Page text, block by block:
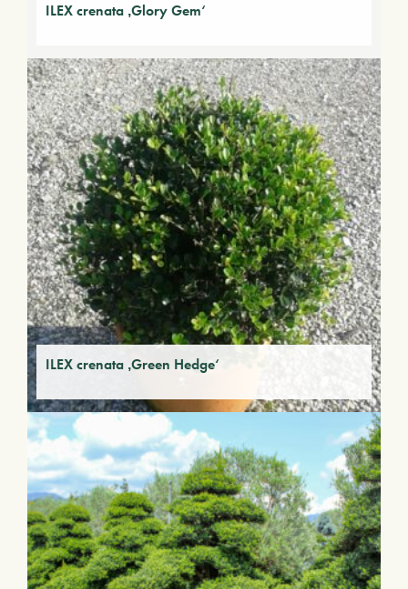
ILEX crenata ‚Glory Gem‘
ILEX crenata ‚Green Hedge‘